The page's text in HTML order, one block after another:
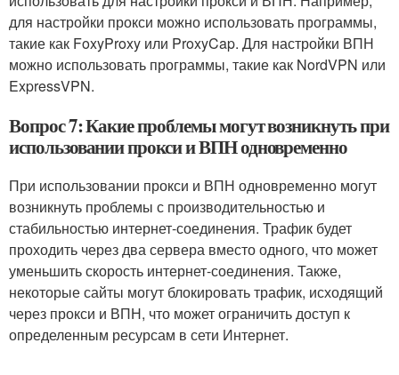
для настройки прокси можно использовать программы,
такие как FoxyProxy или ProxyCap. Для настройки ВПН
можно использовать программы, такие как NordVPN или
ExpressVPN.
Вопрос 7: Какие проблемы могут возникнуть при
использовании прокси и ВПН одновременно
При использовании прокси и ВПН одновременно могут
возникнуть проблемы с производительностью и
стабильностью интернет-соединения. Трафик будет
проходить через два сервера вместо одного, что может
уменьшить скорость интернет-соединения. Также,
некоторые сайты могут блокировать трафик, исходящий
через прокси и ВПН, что может ограничить доступ к
определенным ресурсам в сети Интернет.